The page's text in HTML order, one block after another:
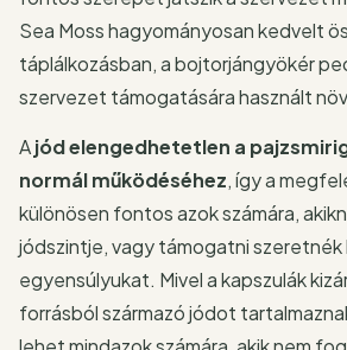
Sea Moss hagyományosan kedvelt
táplálkozásban, a bojtorjángyökér
szervezet támogatására használt
Ajód elengedhetetlen a
normál működéséhez, így a
különösen fontos azok számára,
jódszintje, vagy támogatni szeretnék
egyensúlyukat. Mivel a kapszulák
forrásból származó jódot